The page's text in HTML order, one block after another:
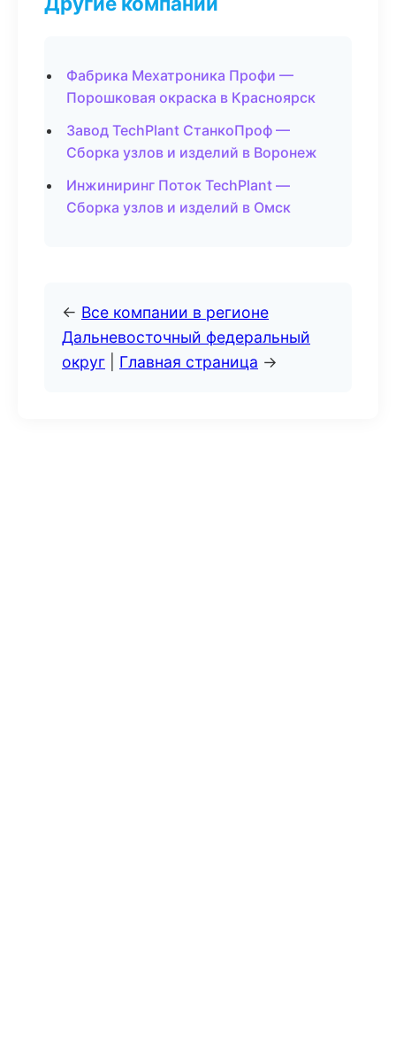
Фабрика Мехатроника Профи —
Порошковая окраска в Красноярск
Завод TechPlant СтанкоПроф —
Сборка узлов и изделий в Воронеж
Инжиниринг Поток TechPlant —
Сборка узлов и изделий в Омск
← Все компании в регионе
Дальневосточный федеральный
округ
Главная страница →